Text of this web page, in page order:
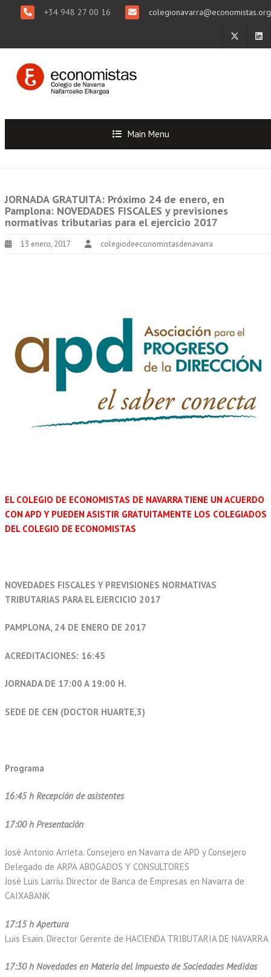
+34 948 27 00 16 colegionavarra@economistas.org
Main Menu
JORNADA GRATUITA: Próximo 24 de enero, en
Pamplona: NOVEDADES FISCALES y previsiones
normativas tributarias para el ejercicio 2017
13 enero, 2017 colegiodeeconomistasdenavarra
EL COLEGIO DE ECONOMISTAS DE NAVARRA TIENE UN ACUERDO
CON APD Y PUEDEN ASISTIR GRATUITAMENTE LOS COLEGIADOS
DEL COLEGIO DE ECONOMISTAS
NOVEDADES FISCALES Y PREVISIONES NORMATIVAS
TRIBUTARIAS PARA EL EJERCICIO 2017
PAMPLONA, 24 DE ENERO DE 2017
ACREDITACIONES: 16:45
JORNADA DE 17:00 A 19:00 H.
SEDE DE CEN (DOCTOR HUARTE,3)
Programa
16:45 h Recepción de asistentes
17:00 h Presentación
José Antonio Arrieta. Consejero en Navarra de APD y Consejero
Delegado de ARPA ABOGADOS Y CONSULTORES
José Luis Larriu. Director de Banca de Empresas en Navarra de
CAIXABANK
17:15 h Apertura
Luis Esain. Director Gerente de HACIENDA TRIBUTARIA DE NAVARRA
17:30 h Novedades en Materia del Impuesto de Sociedades Medidas